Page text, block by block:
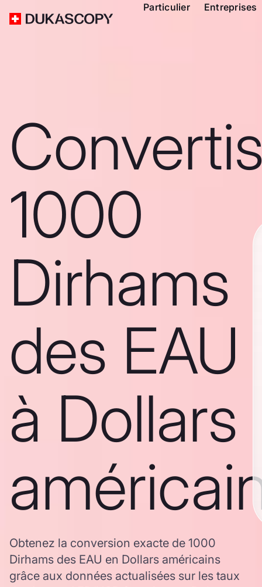
Particulier Entreprises
1000
Dirhams
des EAU
à Dollars
Obtenez la conversion exacte de 1000
Dirhams des EAU en Dollars américains
grâce aux données actualisées sur les taux